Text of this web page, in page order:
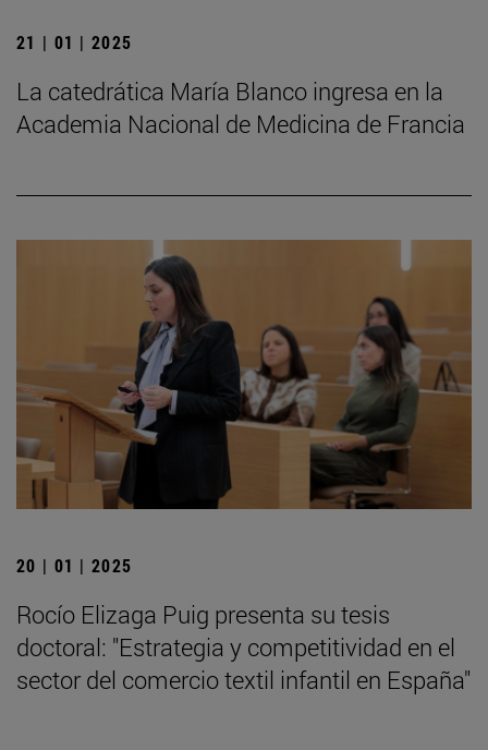
21 | 01 | 2025
La catedrática María Blanco ingresa en la
Academia Nacional de Medicina de Francia
20 | 01 | 2025
Rocío Elizaga Puig presenta su tesis
doctoral: "Estrategia y competitividad en el
sector del comercio textil infantil en España"